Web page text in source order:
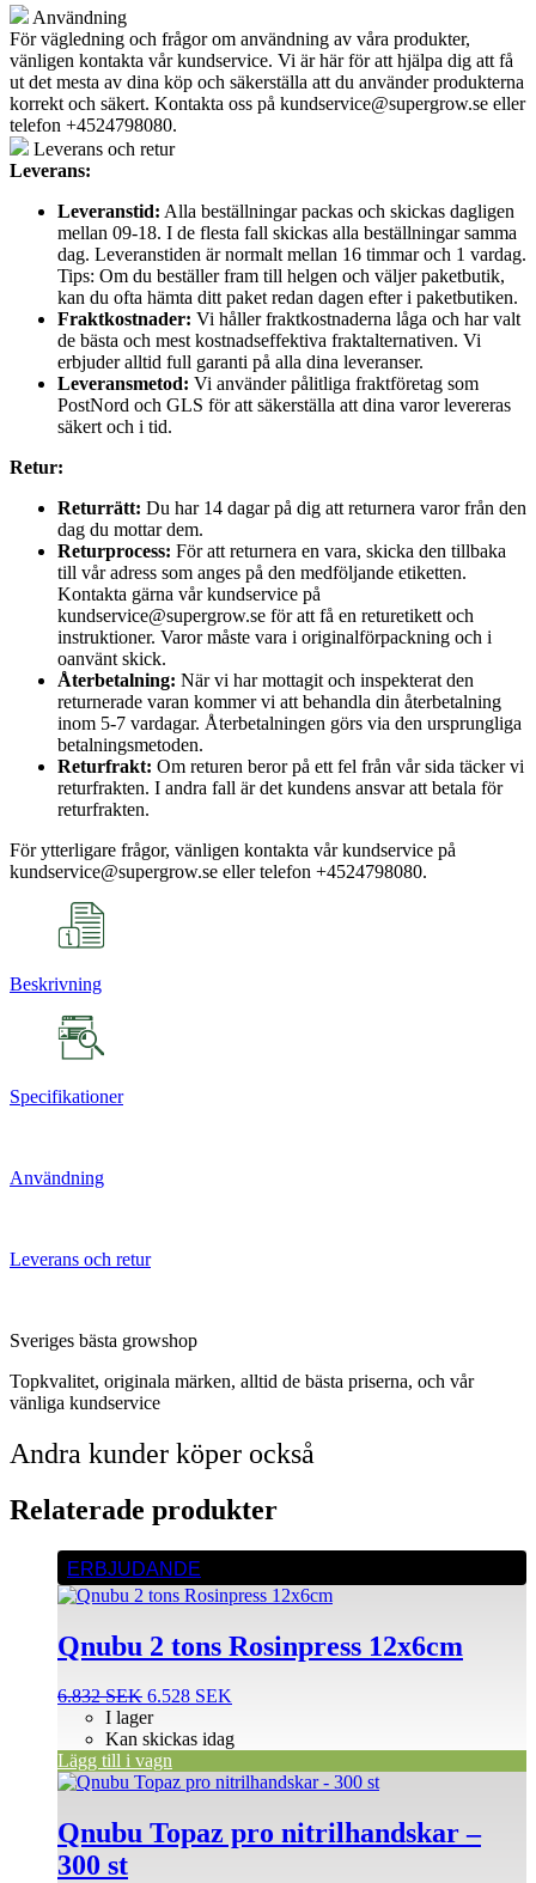
Användning
För vägledning och frågor om användning av våra produkter,
vänligen kontakta vår kundservice. Vi är här för att hjälpa dig att få
ut det mesta av dina köp och säkerställa att du använder produkterna
korrekt och säkert. Kontakta oss på kundservice@supergrow.se eller
telefon +4524798080.
Leverans och retur
Leverans:
Leveranstid: Alla beställningar packas och skickas dagligen
mellan 09-18. I de flesta fall skickas alla beställningar samma
dag. Leveranstiden är normalt mellan 16 timmar och 1 vardag.
Tips: Om du beställer fram till helgen och väljer paketbutik,
kan du ofta hämta ditt paket redan dagen efter i paketbutiken.
Fraktkostnader: Vi håller fraktkostnaderna låga och har valt
de bästa och mest kostnadseffektiva fraktalternativen. Vi
erbjuder alltid full garanti på alla dina leveranser.
Leveransmetod: Vi använder pålitliga fraktföretag som
PostNord och GLS för att säkerställa att dina varor levereras
säkert och i tid.
Retur:
Returrätt: Du har 14 dagar på dig att returnera varor från den
dag du mottar dem.
Returprocess: För att returnera en vara, skicka den tillbaka
till vår adress som anges på den medföljande etiketten.
Kontakta gärna vår kundservice på
kundservice@supergrow.se för att få en returetikett och
instruktioner. Varor måste vara i originalförpackning och i
oanvänt skick.
Återbetalning: När vi har mottagit och inspekterat den
returnerade varan kommer vi att behandla din återbetalning
inom 5-7 vardagar. Återbetalningen görs via den ursprungliga
betalningsmetoden.
Returfrakt: Om returen beror på ett fel från vår sida täcker vi
returfrakten. I andra fall är det kundens ansvar att betala för
returfrakten.
För ytterligare frågor, vänligen kontakta vår kundservice på
kundservice@supergrow.se eller telefon +4524798080.
Beskrivning
Specifikationer
Användning
Leverans och retur
Sveriges bästa growshop
Topkvalitet, originala märken, alltid de bästa priserna, och vår
vänliga kundservice
Andra kunder köper också
Relaterade produkter
ERBJUDANDE
Qnubu 2 tons Rosinpress 12x6cm
6.832SEK Det
ursprungliga
priset
var:
6.832 SEK.
6.528 SEK
priset
6.528 SEK.
I lager
Kan skickas idag
Lägg till i vagn
Qnubu Topaz pro nitrilhandskar –
300 st
Den
produkten
har
flera